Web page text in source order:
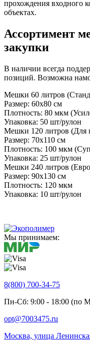
прохождения входного
объектах.
Ассортимент
закупки
В наличии всегда
позиций. Возможна
Мешки 60 литров
Размер: 60х80 см
Плотность: 80 мкм
Упаковка: 50 шт/рулон
Мешки 120 литров (Для
Размер: 70х110 см
Плотность: 100 мкм
Упаковка: 25 шт/рулон
Мешки 240 литров
Размер: 90х130 см
Плотность: 120 мкм
Упаковка: 10 шт/рулон
Мы принимаем:
8(800) 700-34-75
Пн-Сб: 9:00 - 18:00 (по
opt@7003475.ru
Москва, улица